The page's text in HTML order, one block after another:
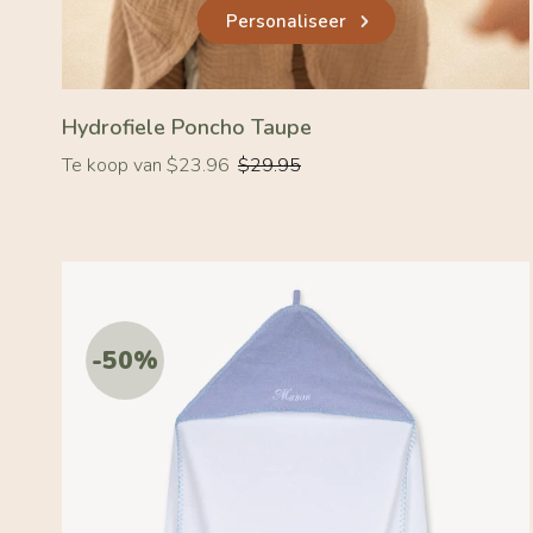
Personaliseer
Hydrofiele Poncho Taupe
Te koop van $23.96
Normale
$29.95
-50%